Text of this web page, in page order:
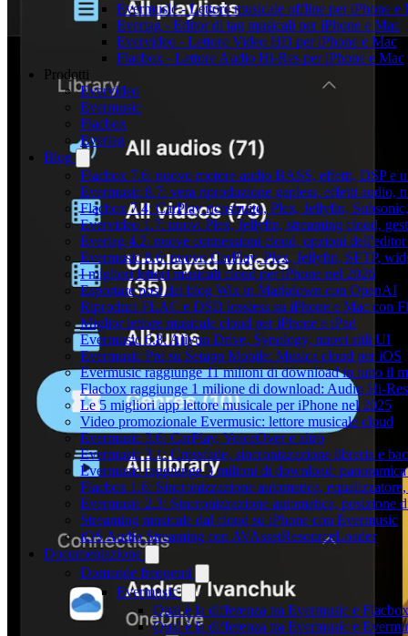
Evermusic - Lettore musicale offline per iPhone e
Evertag - Editor di tag musicali per iPhone e Mac
Evervideo - Lettore Video HD per iPhone e Mac
Flacbox - Lettore Audio Hi-Res per iPhone e Mac
Prodotti
Evervideo
Evermusic
Flacbox
Evertag
Blog
Flacbox 7.6: nuovo motore audio BASS, effetti, DSP e
Evermusic 8.7: vera riproduzione gapless, effetti audio,
Flacbox 7.4: CarPlay ricostruito, Plex, Jellyfin,
Evervideo 1.7: nuovi Plex, Jellyfin, streaming cloud,
Evertag 4.2: nuove connessioni cloud, opzioni dell'editor
Evermusic 8.6: nuovo CarPlay, Plex, Jellyfin, SFTP,
I migliori lettori musicali cloud per iPhone nel 2026
Esportare post del blog Wix in Markdown con OpenAI
Riproduci FLAC e DSD lossless su iPhone e Mac con
Miglior lettore musicale cloud per iPhone e iPad
Evermusic 6.8: Aliyun Drive, Synology, nuovi stili UI
Evermusic Pro su Setapp Mobile: Musica cloud per iOS
Evermusic raggiunge 11 milioni di download in tutto il
Flacbox raggiunge 1 milione di download: Audio Hi-Res
Le 5 migliori app lettore musicale per iPhone nel 2025
Video promozionale Evermusic: lettore musicale cloud
Evermusic 3.6: CarPlay, VoiceOver e altro
Evermusic 3.1: Crossfade, sincronizzazione libreria e
Evermusic raggiunge 3 milioni di download:
Flacbox 1.6: Sincronizzazione automatica,
Evermusic 2.3: Sincronizzazione automatica, posizione
Streaming musicale dal cloud su iPhone con Evermusic
iOS Audio Streaming con AVAssetResourceLoader
Documentazione
Domande frequenti
Evermusic
Qual è la differenza tra Evermusic e Flacbox
Qual è la differenza tra Evermusic e